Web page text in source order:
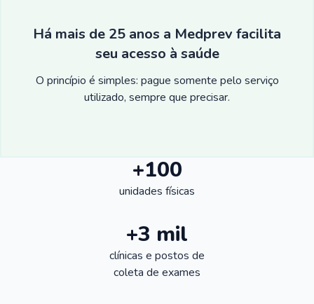
Há mais de 25 anos a Medprev facilita
seu acesso à saúde
O princípio é simples: pague somente pelo serviço
utilizado, sempre que precisar.
+100
unidades físicas
+3 mil
clínicas e postos de
coleta de exames